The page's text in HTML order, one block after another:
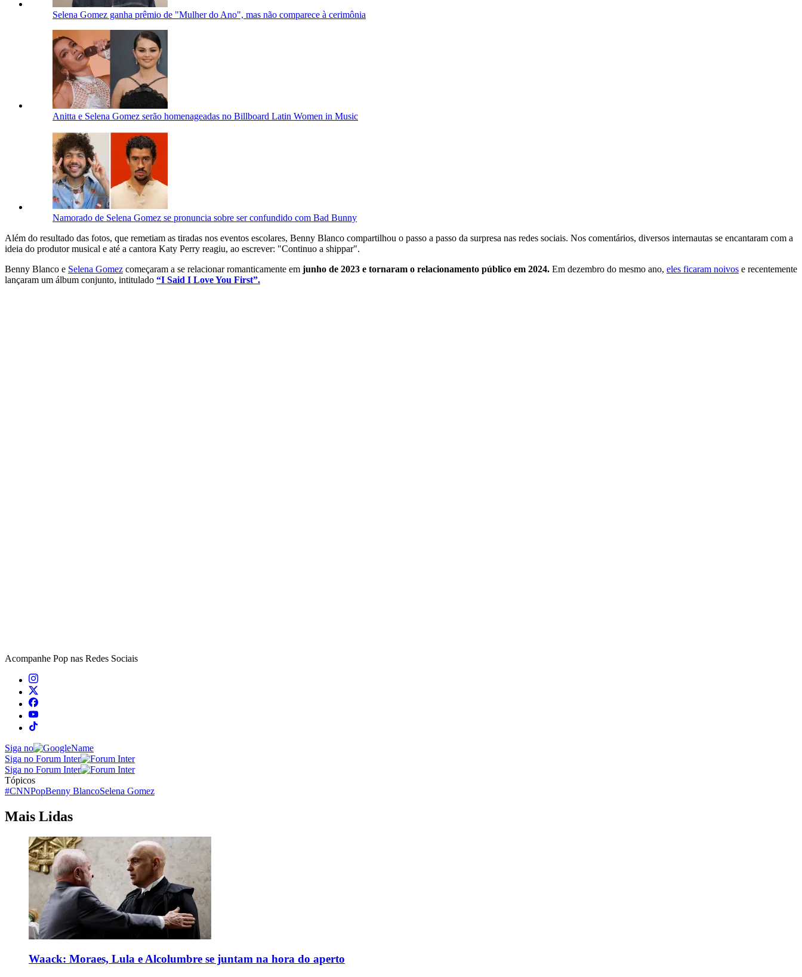
Selena Gomez ganha prêmio de "Mulher do Ano", mas não comparece à cerimônia
Anitta e Selena Gomez serão homenageadas no Billboard Latin Women in Music
Namorado de Selena Gomez se pronuncia sobre ser confundido com Bad Bunny
Além do resultado das fotos, que remetiam as tiradas nos eventos escolares, Benny Blanco compartilhou o passo a passo da surpresa nas redes sociais. Nos comentários, diversos internautas se encantaram com a
ideia do produtor musical e até a cantora Katy Perry reagiu, ao escrever: "Continuo a shippar".
Benny Blanco e Selena Gomez começaram a se relacionar romanticamente em junho de 2023 e tornaram o relacionamento público em 2024. Em dezembro do mesmo ano, eles ficaram noivos e recentemente
lançaram um álbum conjunto, intitulado “I Said I Love You First”.
Acompanhe Pop nas Redes Sociais
Siga no
Siga no Forum Inter
Siga no Forum Inter
Tópicos
#CNNPopBenny BlancoSelena Gomez
Mais Lidas
Waack: Moraes, Lula e Alcolumbre se juntam na hora do aperto